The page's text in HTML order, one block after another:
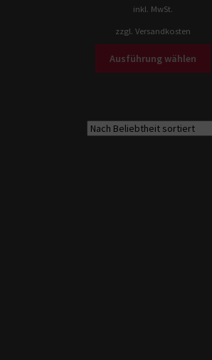
inkl. MwSt.
zzgl. Versandkosten
Ausführung wählen